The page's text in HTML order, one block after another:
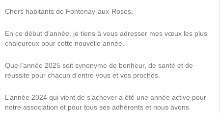
Chers habitants de Fontenay-aux-Roses,
En ce début d’année, je tiens à vous adresser mes vœux les plus
chaleureux pour cette nouvelle année.
Que l’année 2025 soit synonyme de bonheur, de santé et de
réussite pour chacun d’entre vous et vos proches.
L’année 2024 qui vient de s’achever a été une année active pour
notre association et pour tous ses adhérents et nous avons